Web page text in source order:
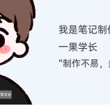
我是笔记制
一果学长
“制作不易